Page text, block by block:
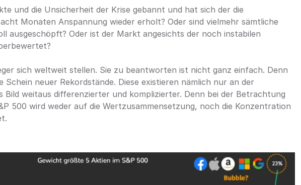
und die Unsicherheit der Krise gebannt und hat sich der die
Monaten Anspannung wieder erholt? Oder sind vielmehr sämtliche
ausgeschöpft? Oder ist der Markt angesichts der noch instabilen
sich weltweit stellen. Sie zu beantworten ist nicht ganz einfach. Denn
neuer Rekordstände. Diese existieren nämlich nur an der
Bild weitaus differenzierter und komplizierter. Denn bei der Betrachtung
500 wird weder auf die Wertzusammensetzung, noch die Konzentration